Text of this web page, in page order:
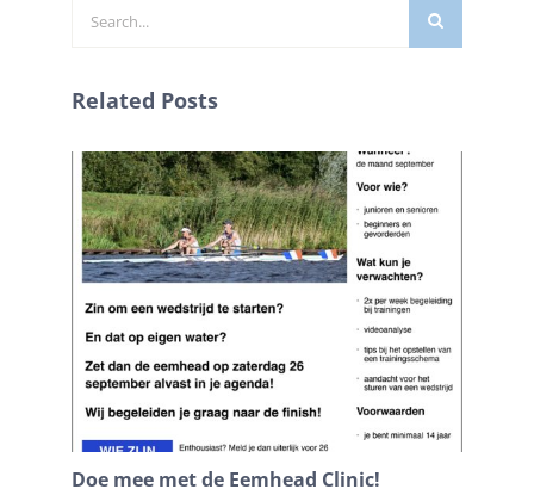
Related Posts
Doe mee met de Eemhead Clinic!